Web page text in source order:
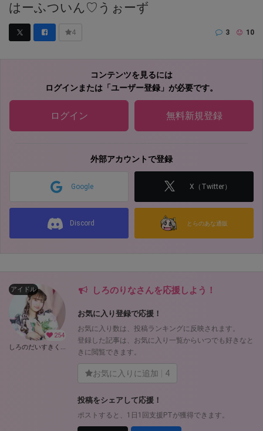
はーふついん♡うぉーず
4 3 10
コンテンツを見るには
ログインまたは「ユーザー登録」が必要です。
ログイン 無料新規登録
外部アカウントで登録
Google X（Twitter）
Discord とらのあな通販
254
アイドル
しろのだいすきくらぶ！ (しろのりな)
しろのりなさんを応援しよう！
お気に入り登録で応援！
お気に入り数は、投稿ランキングに反映されます。
登録した記事は、お気に入り一覧からいつでも好きなと
きに閲覧できます。
お気に入りに追加 4
投稿をシェアして応援！
ポストすると、1日1回支援PTが獲得できます。